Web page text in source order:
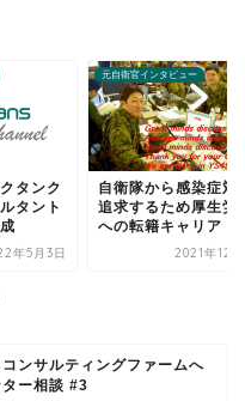
タンク
タント
年5月3日
元自衛官インタビュー
自衛隊から感染症対
追求するため厚生労
への転籍キャリア
2021年12
ンサルティングファームへ
ー相談 #3